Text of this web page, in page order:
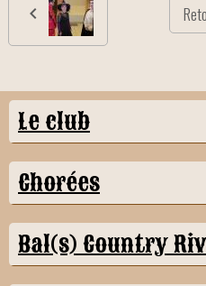
Le club
Chorées
Bal(s) Country